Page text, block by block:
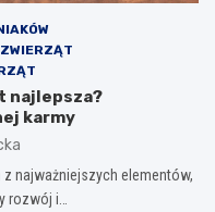
najlepsza?
karmy
najważniejszych elementów,
rozwój i…